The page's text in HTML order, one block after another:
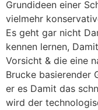
Grundideen einer
vielmehr
Es geht gar nicht
kennen lernen,
Vorsicht & die eine
Brucke basierender
er es Damit das
wird der